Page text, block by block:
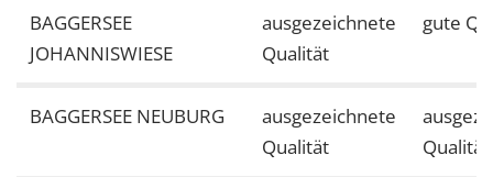
BAGGERSEE
JOHANNISWIESE
ausgezeichnete
Qualität
gute
BAGGERSEE NEUBURG
ausgezeichnete
Qualität
Qualität